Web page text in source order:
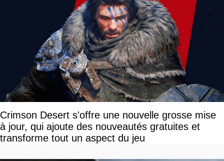
Crimson Desert s'offre une nouvelle grosse mise
à jour, qui ajoute des nouveautés gratuites et
transforme tout un aspect du jeu